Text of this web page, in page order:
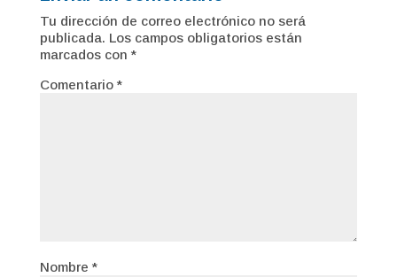
Tu dirección de correo electrónico no será
publicada. Los campos obligatorios están
marcados con *
Comentario *
Nombre *